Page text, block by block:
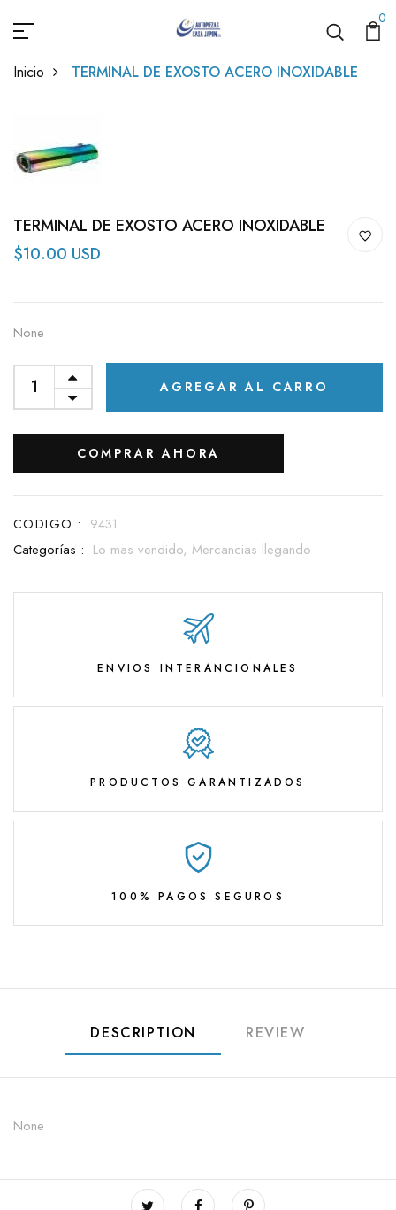
0
Inicio TERMINAL DE EXOSTO ACERO INOXIDABLE
TERMINAL DE EXOSTO ACERO INOXIDABLE
$10.00 USD
None
AGREGAR AL CARRO
COMPRAR AHORA
CODIGO : 9431
Categorías : Lo mas vendido, Mercancias llegando
ENVIOS INTERANCIONALES
PRODUCTOS GARANTIZADOS
100% PAGOS SEGUROS
DESCRIPTION REVIEW
None